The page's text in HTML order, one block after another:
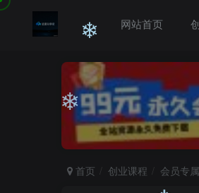
网站首页
首页 创业课程 会员专属
❄
❄